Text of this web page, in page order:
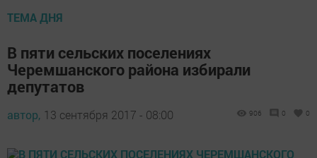
ТЕМА ДНЯ
В пяти сельских поселениях
Черемшанского района избирали
депутатов
автор, 13 сентября 2017 - 08:00 906 0 0